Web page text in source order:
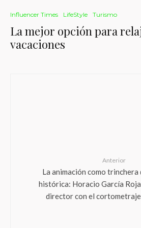
Influencer Times LifeStyle Turismo
La mejor opción para
vacaciones
Anterior
La animación como trinchera
histórica: Horacio García
director con el